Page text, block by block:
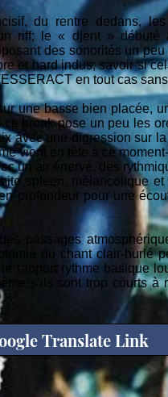
du rentre dedans,
riff; le « djent »
des sonorités un
et hard indus; savoir si
en tout cas
une basse bien placée,
break pose un peu les
avec une digression sur
vient en tête à ce
un air énervé, des
spleen, mélancolique
profondeur pour une
passages
du chant clair-hurlé
rapport rythme basique
s’ils sont trop courts
Translate Link